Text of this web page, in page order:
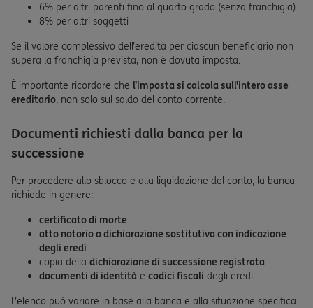
6% per altri parenti fino al quarto grado (senza franchigia)
8% per altri soggetti
Se il valore complessivo dell’eredità per ciascun beneficiario non
supera la franchigia prevista, non è dovuta imposta.
È importante ricordare che l’imposta si calcola sull’intero asse
ereditario, non solo sul saldo del conto corrente.
Documenti richiesti dalla banca per la
successione
Per procedere allo sblocco e alla liquidazione del conto, la banca
richiede in genere:
certificato di morte
atto notorio o dichiarazione sostitutiva con indicazione
degli eredi
copia della dichiarazione di successione registrata
documenti di identità e codici fiscali degli eredi
L’elenco può variare in base alla banca e alla situazione specifica